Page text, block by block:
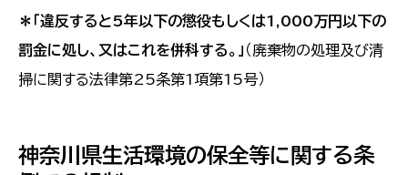
＊「違反すると5年以下の懲役もしくは1,000万円以下の
罰金に処し、又はこれを併科する。」 （廃棄物の処理及び清
掃に関する法律第25条第1項第15号）
神奈川県生活環境の保全等に関する条